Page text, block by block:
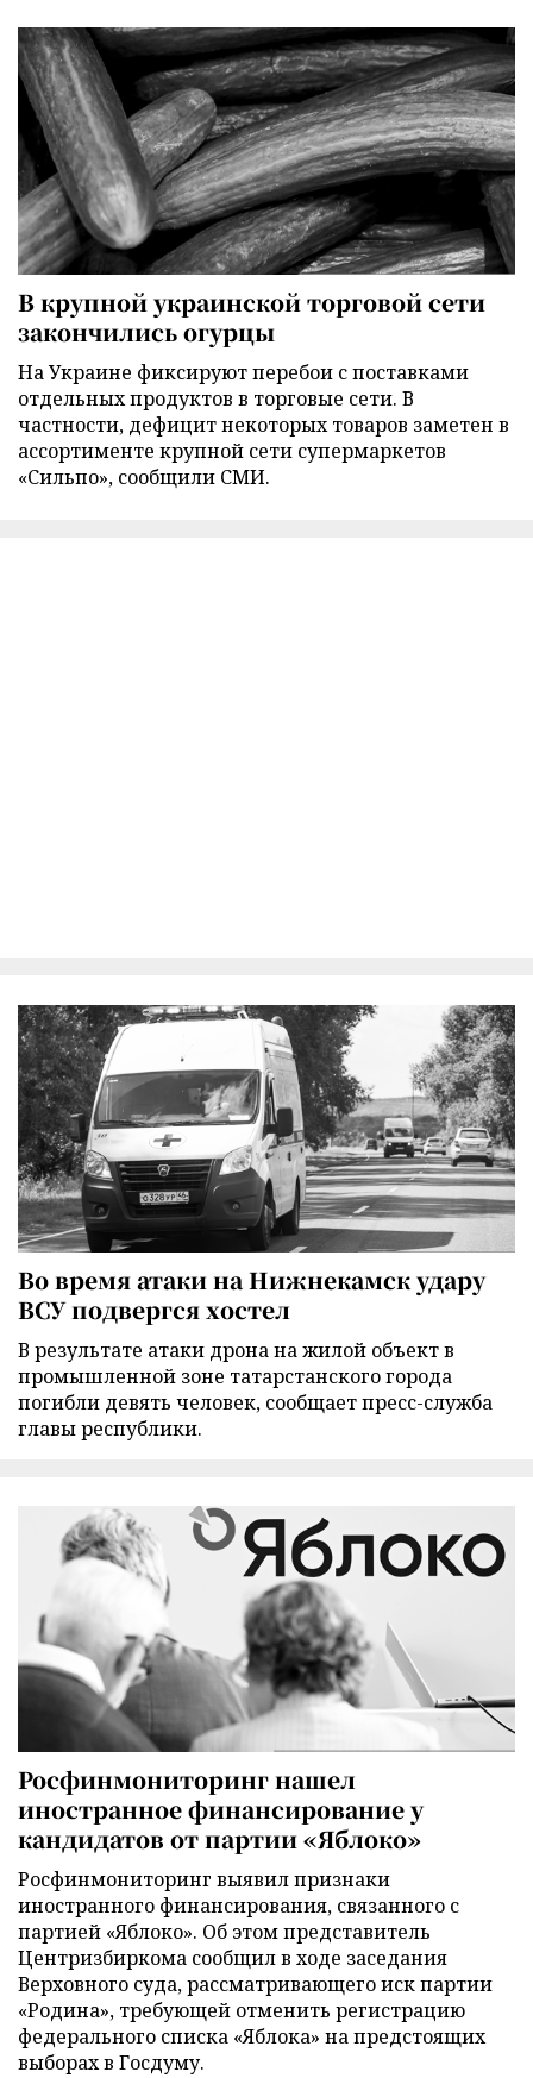
В крупной украинской торговой сети
закончились огурцы
На Украине фиксируют перебои с поставками
отдельных продуктов в торговые сети. В
частности, дефицит некоторых товаров заметен в
ассортименте крупной сети супермаркетов
«Сильпо», сообщили СМИ.
Во время атаки на Нижнекамск удару
ВСУ подвергся хостел
В результате атаки дрона на жилой объект в
промышленной зоне татарстанского города
погибли девять человек, сообщает пресс-служба
главы республики.
Росфинмониторинг нашел
иностранное финансирование у
кандидатов от партии «Яблоко»
Росфинмониторинг выявил признаки
иностранного финансирования, связанного с
партией «Яблоко». Об этом представитель
Центризбиркома сообщил в ходе заседания
Верховного суда, рассматривающего иск партии
«Родина», требующей отменить регистрацию
федерального списка «Яблока» на предстоящих
выборах в Госдуму.